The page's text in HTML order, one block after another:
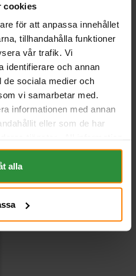
cookies
för att anpassa innehållet
tillhandahålla funktioner
vår trafik. Vi
identifierare och annan
de sociala medier och
vi samarbetar med.
informationen med annan
eller som de har
du på vår Cookie sida
alla
Webblager
1 763 krinkl. moms
Köp